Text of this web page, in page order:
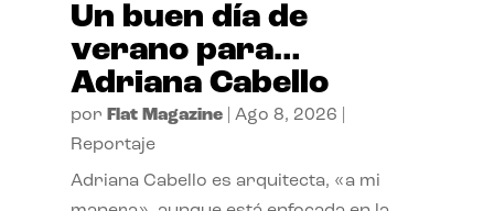
Un buen día de
verano para…
Adriana Cabello
por Flat Magazine| Ago 8, 2026
Reportaje
Adriana Cabello es arquitecta, «a mi